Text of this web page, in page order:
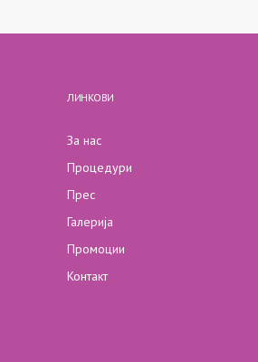
ЛИНКОВИ
За нас
Процедури
Прес
Галерија
Промоции
Контакт